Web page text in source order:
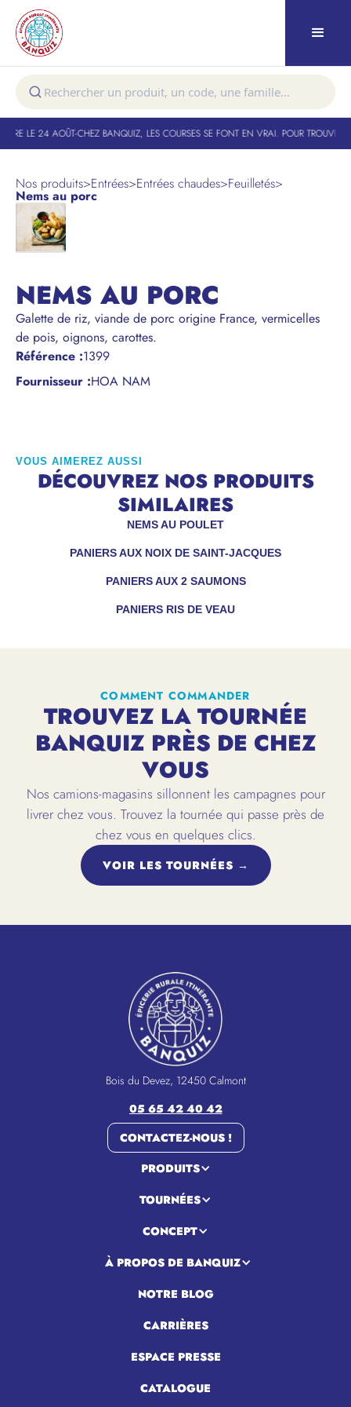
LE 24 AOÛT-CHEZ BANQUIZ, LES COURSES SE FONT EN VRAI. POUR TROUVER
Nos produits>Entrées>Entrées chaudes>Feuilletés>
Nems au porc
NEMS AU PORC
Galette de riz, viande de porc origine France, vermicelles
de pois, oignons, carottes.
Référence :1399
Fournisseur :HOA NAM
VOUS AIMEREZ AUSSI
DÉCOUVREZ NOS PRODUITS
SIMILAIRES
NEMS AU POULET
PANIERS AUX NOIX DE SAINT-JACQUES
PANIERS AUX 2 SAUMONS
PANIERS RIS DE VEAU
COMMENT COMMANDER
TROUVEZ LA TOURNÉE
BANQUIZ PRÈS DE CHEZ
VOUS
Nos camions-magasins sillonnent les campagnes pour
livrer chez vous. Trouvez la tournée qui passe près de
chez vous en quelques clics.
VOIR LES TOURNÉES →
Bois du Devez, 12450 Calmont
05 65 42 40 42
CONTACTEZ-NOUS !
PRODUITS
TOURNÉES
CONCEPT
À PROPOS DE BANQUIZ
NOTRE BLOG
CARRIÈRES
ESPACE PRESSE
CATALOGUE